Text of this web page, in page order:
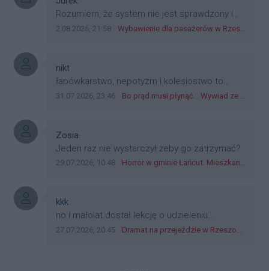
dyskryminację.
Treść komentarza:
Rozumiem, że system nie jest sprawdzony i
przetestowany. Wybieram się z mim młodym
przejazdów dadzą radę. Albo ogarną, jak to
teraz młode ludzie mówią.
Data dodania komentarza:
2.08.2026, 21:58 Źródło komentarza:
Wybawienie dla pasażerów w Rzeszowie? W mieście ruszyły testy nowego rozwiązania
Autor komentarza:
nikt
Treść komentarza:
łapówkarstwo, nepotyzm i kolesiostwo to
norma w pge dystrybucja rzeszów, takie ***e
zagorzali pisowcy
Data dodania komentarza:
31.07.2026, 23:46 Źródło komentarza:
Bo prąd musi płynąć... Wywiad ze Zbigniewem Możdżeniem - Dyrektorem Generalnym Oddziału PGE Dystrybucja w Rzeszowie
Autor komentarza:
Zosia
Treść komentarza:
Jeden raz nie wystarczył żeby go zatrzymać?
Data dodania komentarza:
29.07.2026, 10:48 Źródło komentarza:
Horror w gminie Łańcut. Mieszkaniec Rzeszowa terroryzował rodzinę nożem i zaatakował policjantów! [VIDEO]
Autor komentarza:
kkk
Treść komentarza:
no i małolat dostał lekcję o udzieleniu
pierwszeństwa
Data dodania komentarza:
27.07.2026, 20:45 Źródło komentarza:
Dramat na przejeździe w Rzeszowie. 16-latek na hulajnodze wjechał wprost pod szynobus